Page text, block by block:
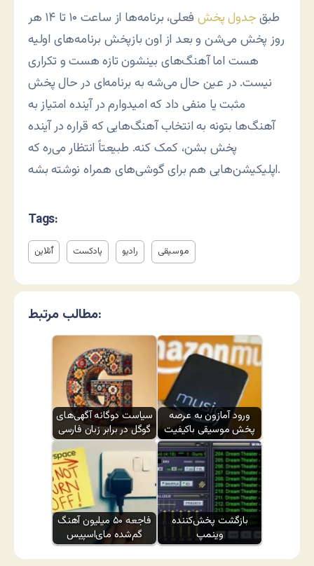
طبقجدول پخش
فعلی، برنامه‌ها از ساعت ۱۰ تا ۱۴ هر
روز پخش می‌شن و بعد از اون بازپخش برنامه‌های اولیه
هست اما آهنگ‌های بینشون تازه هست و تکراری
نیست. در عین حال می‌شه به برنامه‌ای در حال پخش
مثبت یا منفی داد که امیدوارم در آینده امتیاز به
آهنگ‌ها بتونه به انتخاب آهنگ‌هایی که قراره در آینده
پخش بشن، کمک کنه. طبیعتاً انتظار می‌ره که
اپلیکیشن‌هایی هم برای گوشی‌های همراه نوشته بشه.
Tags:
ٱنلاین پادکست رادیو موسیقی
مطالب مرتبط:
سیاست دوگانه آگهی‌های
گوگل در برابر زبان فارسی
ورود آمازون به عرصه
پخش موسیقی باکیفیت
فاجعه ۵۰ میلیون آهنگ
گم‌شده مای‌اسپیس
بازگشت پخش‌کننده
وینمپ